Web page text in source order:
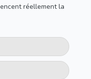
réellement la